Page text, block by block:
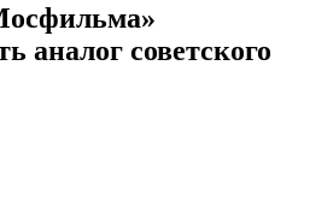
аналог советского